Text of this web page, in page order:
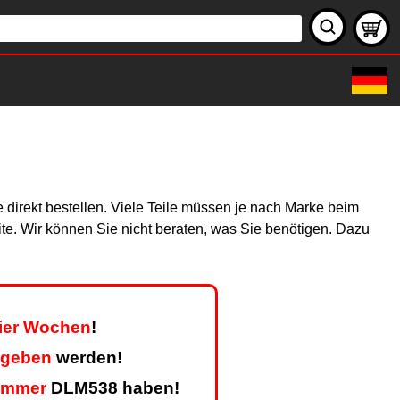
bestellen. Viele Teile müssen je nach Marke beim
Wir können Sie nicht beraten, was Sie benötigen. Dazu
Wochen!
werden!
DLM538 haben!